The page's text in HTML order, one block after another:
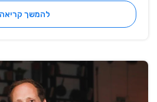
להמשך קריאה